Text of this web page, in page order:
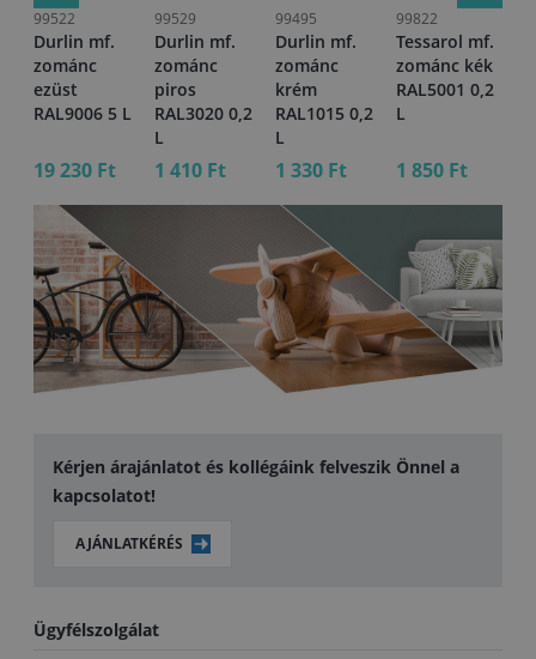
99522
Durlin mf.
zománc
ezüst
RAL9006 5 L
19 230 Ft
99529
Durlin mf.
zománc
piros
RAL3020 0,2
L
1 410 Ft
99495
Durlin mf.
zománc
krém
RAL1015 0,2
L
1 330 Ft
99822
Tessarol mf.
zománc kék
RAL5001 0,2
L
1 850 Ft
Kérjen árajánlatot és kollégáink felveszik Önnel a
kapcsolatot!
AJÁNLATKÉRÉS
Ügyfélszolgálat